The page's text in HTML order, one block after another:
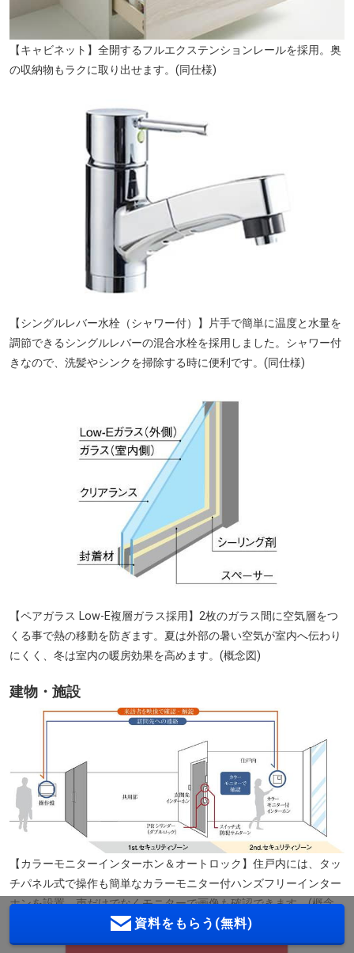
【キャビネット】全開するフルエクステンションレールを採用。奥
の収納物もラクに取り出せます。(同仕様)
【シングルレバー水栓（シャワー付）】片手で簡単に温度と水量を
調節できるシングルレバーの混合水栓を採用しました。シャワー付
きなので、洗髪やシンクを掃除する時に便利です。(同仕様)
【ペアガラス Low-E複層ガラス採用】2枚のガラス間に空気層をつ
くる事で熱の移動を防ぎます。夏は外部の暑い空気が室内へ伝わり
にくく、冬は室内の暖房効果を高めます。(概念図)
建物・施設
【カラーモニターインターホン＆オートロック】住戸内には、タッ
チパネル式で操作も簡単なカラーモニター付ハンズフリーインター
ホンを設置。声だけでなくモニターで画像も確認できます。(概念
資料をもらう(無料)